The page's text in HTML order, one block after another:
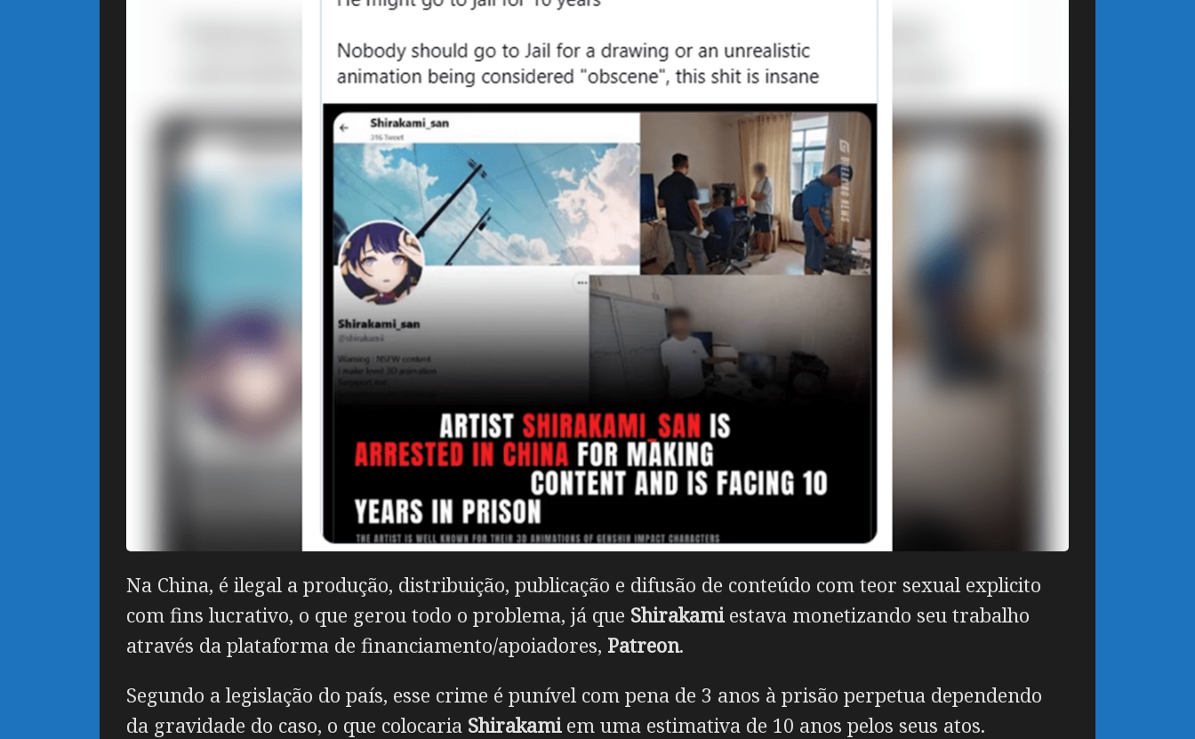
Na China, é ilegal a produção, distribuição, publicação e difusão de conteúdo com teor sexual explicito
com fins lucrativo, o que gerou todo o problema, já que Shirakamiestava monetizando seu trabalho
através da plataforma de financiamento/apoiadores, Patreon.
Segundo a legislação do país, esse crime é punível com pena de 3 anos à prisão perpetua dependendo
da gravidade do caso, o que colocaria Shirakamiem uma estimativa de 10 anos pelos seus atos.